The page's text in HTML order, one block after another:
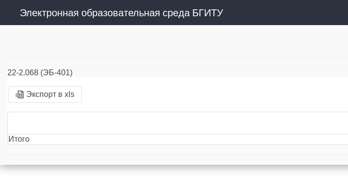
Электронная образовательная среда БГИТУ
22-2.068 (ЭБ-401)
Экспорт в xls
Итого